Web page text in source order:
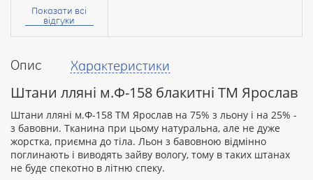
Опис Характеристики
Штани лляні м.Ф-158 блакитні ТМ Ярослав
Штани лляні м.Ф-158 ТМ Ярослав на 75% з льону і на 25% -
з бавовни. Тканина при цьому натуральна, але не дуже
жорстка, приємна до тіла. Льон з бавовною відмінно
поглинають і виводять зайву вологу, тому в таких штанах
не буде спекотно в літню спеку.
Ваш
Рейтинг:
Показати всі
відгуки